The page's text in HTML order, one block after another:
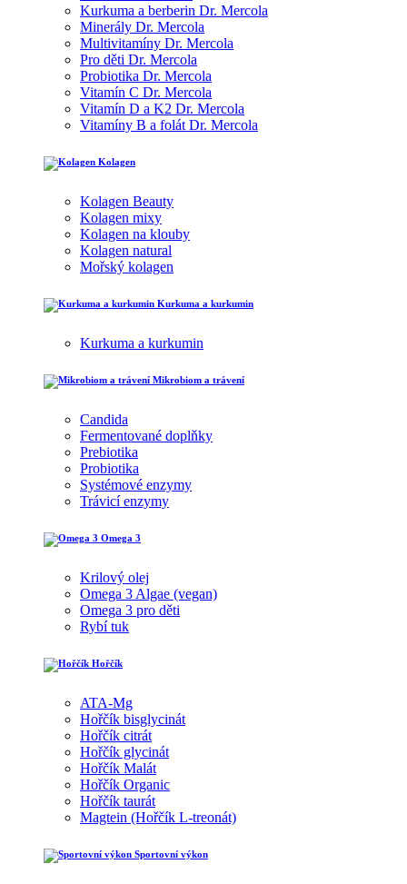
Kurkuma a berberin Dr. Mercola
Minerály Dr. Mercola
Multivitamíny Dr. Mercola
Pro děti Dr. Mercola
Probiotika Dr. Mercola
Vitamín C Dr. Mercola
Vitamín D a K2 Dr. Mercola
Vitamíny B a folát Dr. Mercola
Kolagen
Kolagen Beauty
Kolagen mixy
Kolagen na klouby
Kolagen natural
Mořský kolagen
Kurkuma a kurkumin
Kurkuma a kurkumin
Mikrobiom a trávení
Candida
Fermentované doplňky
Prebiotika
Probiotika
Systémové enzymy
Trávicí enzymy
Omega 3
Krilový olej
Omega 3 Algae (vegan)
Omega 3 pro děti
Rybí tuk
Hořčík
ATA-Mg
Hořčík bisglycinát
Hořčík citrát
Hořčík glycinát
Hořčík Malát
Hořčík Organic
Hořčík taurát
Magtein (Hořčík L-treonát)
Sportovní výkon